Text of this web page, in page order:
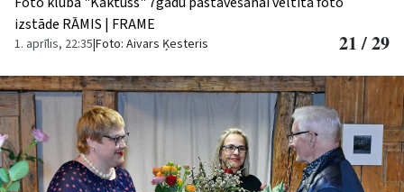
izstāde RĀMIS | FRAME
1. aprīlis, 22:35|Foto: Aivars Ķesteris 21 / 29